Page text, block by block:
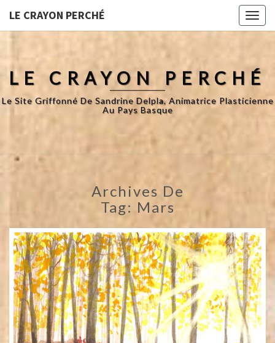
LE CRAYON PERCHÉ
LE CRAYON PERCHÉ
Le Site Griffonné De Sandrine Delpla, Animatrice Plasticienne
Au Pays Basque
Archives De
Tag: Mars